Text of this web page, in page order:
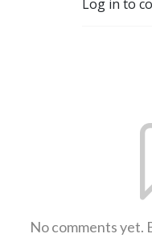
Log in to
No comments yet.